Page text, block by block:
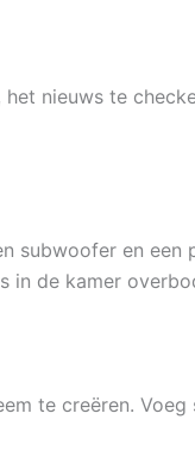
nieuws te
subwoofer en een
in de kamer
te creëren.